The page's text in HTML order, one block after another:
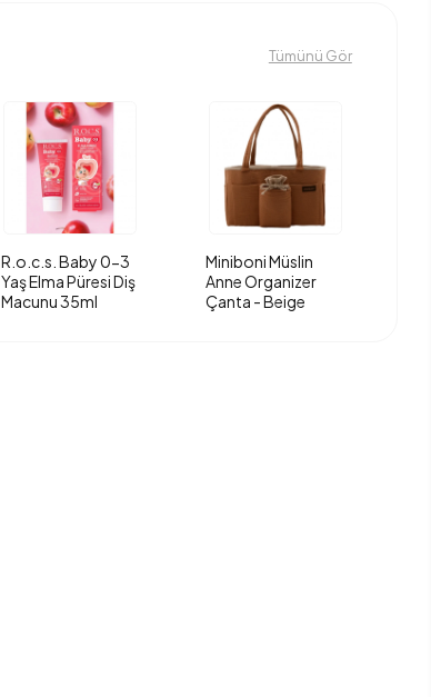
Tümünü Gör
R.o.c.s. Baby 0-3
Yaş Elma Püresi Diş
Macunu 35ml
Miniboni Müslin
Anne Organizer
Çanta - Beige